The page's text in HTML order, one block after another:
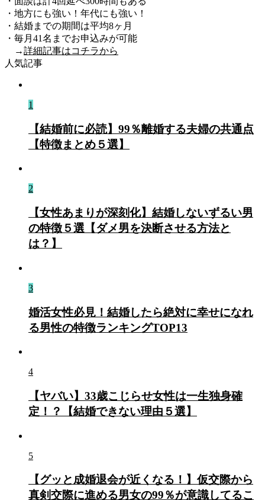
・地方にも強い！年代にも強い！
・結婚までの期間は平均8ヶ月
・毎月41名までお申込みが可能
→詳細記事はコチラから
人気記事
1
【結婚前に必読】99％離婚する夫婦の共通点
【特徴まとめ５選】
2
【女性あまりが深刻化】結婚しないずるい男
の特徴５選【ダメ男を決断させる方法と
は？】
3
婚活女性必見！結婚したら絶対に幸せになれ
る男性の特徴ランキングTOP13
4
【ヤバい】33歳こじらせ女性は一生独身確
定！？【結婚できない理由５選】
5
【グッと成婚退会が近くなる！】仮交際から
真剣交際に進める男女の99％が意識してるこ